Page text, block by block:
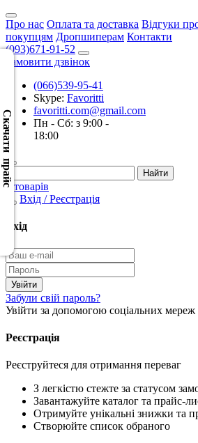
Про нас Оплата та доставка Відгуки
покупцям Дропшиперам Контакти
(093)671-91-52
Замовити дзвінок
(066)539-95-41
Skype: Favoritti
favoritti.com@gmail.com
Пн - Сб: з 9:00 -
18:00
0 товарів
Вхід / Реєстрація
Вхід
Забули свій пароль?
Увійти за допомогою соціальних мереж
Реєстрація
Реєструйтеся для отримання переваг
З легкістю стежте за статусом
Завантажуйте каталог та прайс-
Отримуйте унікальні знижки та
Створюйте список обраного
Скачати прайс
Скачать
XML
(Розн.)
Скачать
XML
(Опт)
CSV
Скачать
CSV
(Опт)
XLS
EXCEL
(Розн.)
XLS